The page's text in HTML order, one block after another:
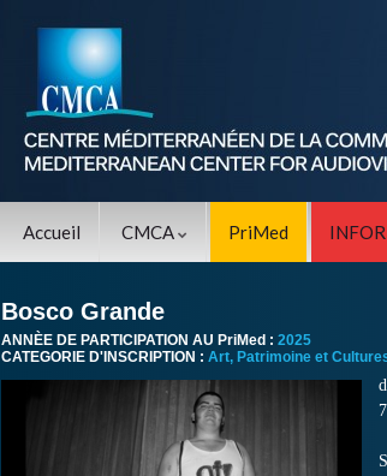
Accueil CMCA PriMed
Bosco Grande
ANNÈE DE PARTICIPATION AU PriMed : 2025
CATEGORIE D'INSCRIPTION : Art, Patrimoine et